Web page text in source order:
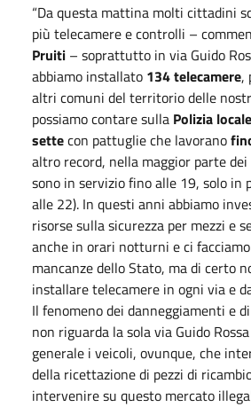
“Da questa mattina molti cittadini
più telecamere e controlli –
Pruiti – soprattutto in via Guido
abbiamo installato 134 telecamere,
altri comuni del territorio delle
possiamo contare sulla Polizia
settecon pattuglie che lavorano
altro record, nella maggior parte
sono in servizio fino alle 19, solo in
alle 22). In questi anni abbiamo
risorse sulla sicurezza per mezzi e
anche in orari notturni e ci
mancanze dello Stato, ma di certo
installare telecamere in ogni via e
Il fenomeno dei danneggiamenti e
non riguarda la sola via Guido
generale i veicoli, ovunque, che
della ricettazione di pezzi di
intervenire su questo mercato